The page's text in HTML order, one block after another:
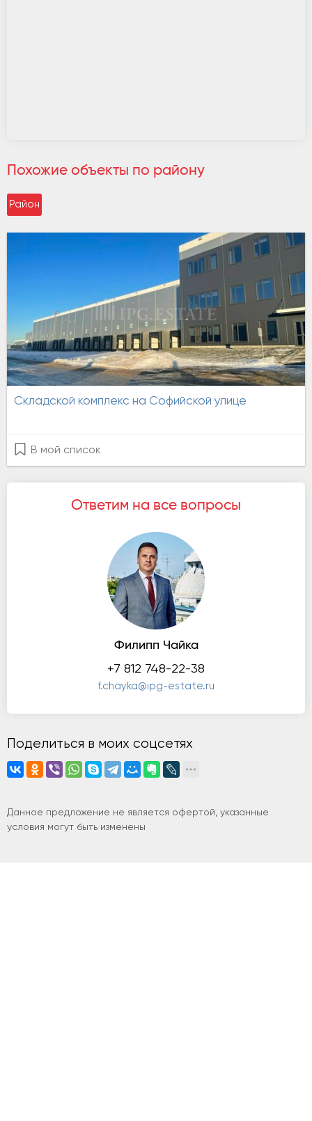
Похожие объекты по району
Район
Складской комплекс на Софийской улице
В мой список
Ответим на все вопросы
Филипп Чайка
+7 812 748-22-38
f.chayka@ipg-estate.ru
Поделиться в моих соцсетях
Данное предложение не является офертой, указанные
условия могут быть изменены